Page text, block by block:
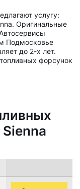
услугу:
Оригинальные
Подмосковье
до 2-х лет.
форсунок